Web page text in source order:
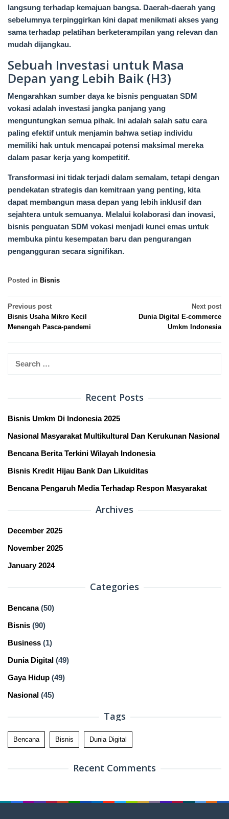
langsung terhadap kemajuan bangsa. Daerah-daerah yang
sebelumnya terpinggirkan kini dapat menikmati akses yang
sama terhadap pelatihan berketerampilan yang relevan dan
mudah dijangkau.
Sebuah Investasi untuk Masa
Depan yang Lebih Baik (H3)
Mengarahkan sumber daya ke bisnis penguatan SDM
vokasi adalah investasi jangka panjang yang
menguntungkan semua pihak. Ini adalah salah satu cara
paling efektif untuk menjamin bahwa setiap individu
memiliki hak untuk mencapai potensi maksimal mereka
dalam pasar kerja yang kompetitif.
Transformasi ini tidak terjadi dalam semalam, tetapi dengan
pendekatan strategis dan kemitraan yang penting, kita
dapat membangun masa depan yang lebih inklusif dan
sejahtera untuk semuanya. Melalui kolaborasi dan inovasi,
bisnis penguatan SDM vokasi menjadi kunci emas untuk
membuka pintu kesempatan baru dan pengurangan
pengangguran secara signifikan.
Posted in Bisnis
Post
navigation
Previous post
Bisnis Usaha Mikro Kecil
Menengah Pasca-pandemi
Next post
Dunia Digital E-commerce
Umkm Indonesia
Search
Recent Posts
Bisnis Umkm Di Indonesia 2025
Nasional Masyarakat Multikultural Dan Kerukunan Nasional
Bencana Berita Terkini Wilayah Indonesia
Bisnis Kredit Hijau Bank Dan Likuiditas
Bencana Pengaruh Media Terhadap Respon Masyarakat
Archives
December 2025
November 2025
January 2024
Categories
Bencana(50)
Bisnis (90)
Business (1)
Dunia Digital (49)
Gaya Hidup (49)
Nasional (45)
Tags
Bencana Bisnis Dunia Digital
Recent Comments